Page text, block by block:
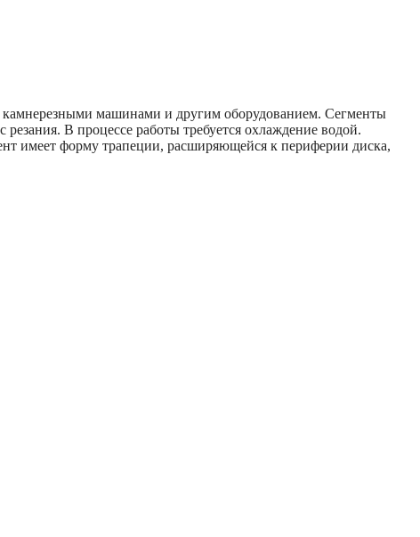
камнерезными машинами и другим оборудованием. Cегменты
В процессе работы требуется охлаждение водой.
имеет форму трапеции, расширяющейся к периферии диска,